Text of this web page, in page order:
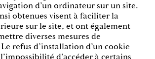
d’un ordinateur sur un site.
obtenues visent à faciliter la
sur le site, et ont également
diverses mesures de
refus d’installation d’un cookie